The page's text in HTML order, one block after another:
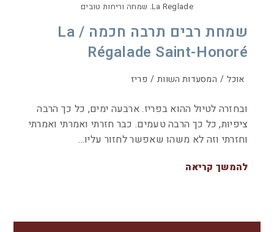
La Reglade. שמחה וריחות טובים
שמחת רבים תרבה חכמה / La
Régalade Saint-Honoré
אוכל / המסעדות השוות / פריז
ובחזרה לטיול ההוא בפריז. ארבעה ימים, כל כך הרבה
ציפיות, כל כך הרבה טעמים. כבר חזרתי ואמרתי ואמרתי
וחזרתי וזה לא משהו שאפשר לחזור עליו…
להמשך קריאה